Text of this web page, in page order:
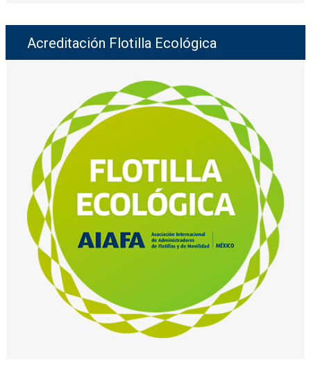
Acreditación Flotilla Ecológica